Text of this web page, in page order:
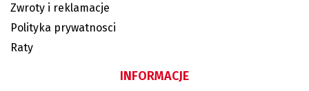
Zwroty i reklamacje
Polityka prywatnosci
Raty
INFORMACJE